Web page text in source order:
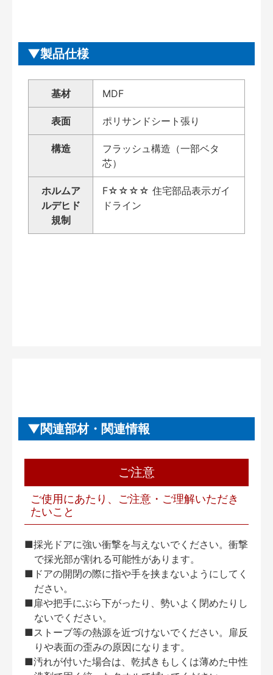
製品仕様
基材 MDF
表面 ポリサンドシート張り
構造
フラッシュ構造（一部ベタ
芯）
ホルムア
ルデヒド
規制
F☆☆☆☆ 住宅部品表示ガイ
ドライン
関連部材・関連情報
ご注意
ご使用にあたり、ご注意・ご理解いただき
たいこと
■採光ドアに強い衝撃を与えないでください。衝撃
で採光部が割れる可能性があります。
■ドアの開閉の際に指や手を挟まないようにしてく
ださい。
■扉や把手にぶら下がったり、勢いよく閉めたりし
ないでください。
■ストーブ等の熱源を近づけないでください。扉反
りや表面の歪みの原因になります。
■汚れが付いた場合は、乾拭きもしくは薄めた中性